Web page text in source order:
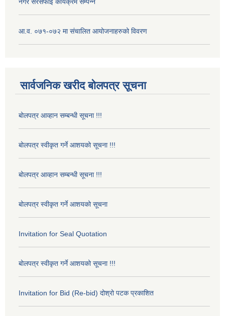
नगर सरसफाई कार्यक्रम सम्पन्न
आ.व. ०७१-०७२ मा संचालित आयोजनाहरुको विवरण
सार्वजनिक खरीद बोलपत्र सूचना
बोलपत्र आव्हान सम्बन्धी सूचना !!!
बोलपत्र स्वीकृत गर्ने आशयको सूचना !!!
बोलपत्र आव्हान सम्बन्धी सूचना !!!
बोलपत्र स्वीकृत गर्ने आशयको सूचना
Invitation for Seal Quotation
बोलपत्र स्वीकृत गर्ने आशयको सूचना !!!
Invitation for Bid (Re-bid) दोश्रो पटक प्रकाशित